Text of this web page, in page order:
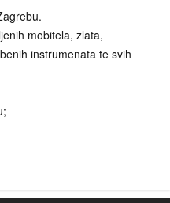
mobitela, zlata,
instrumenata te svih